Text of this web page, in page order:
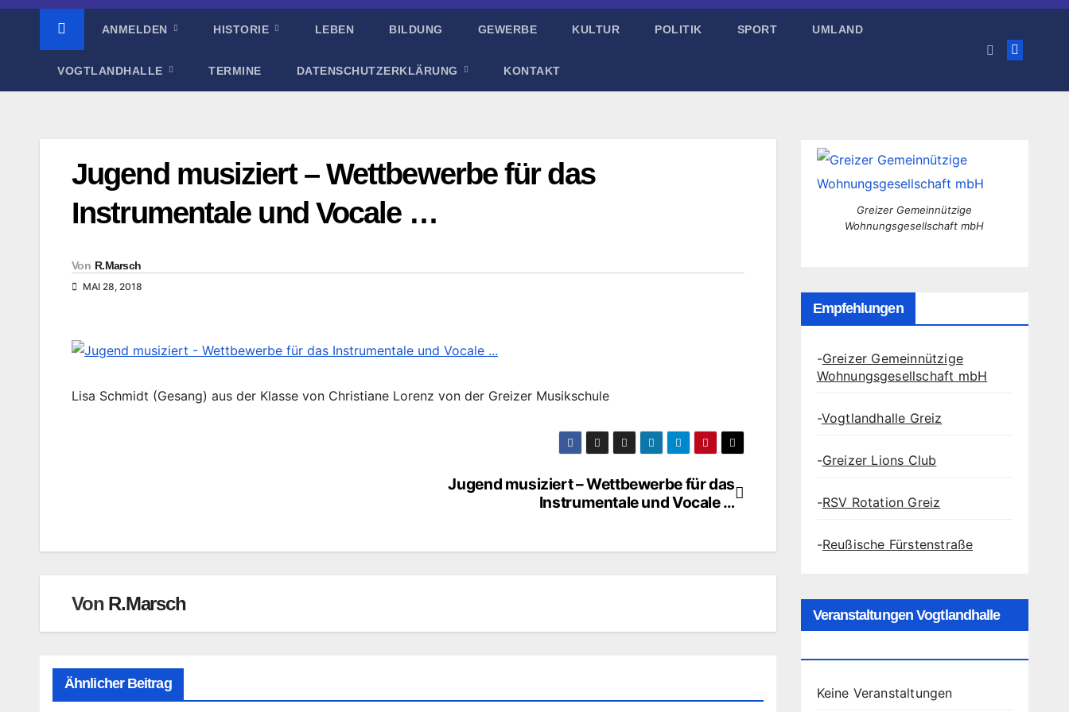
ANMELDEN HISTORIE LEBEN BILDUNG GEWERBE KULTUR POLITIK SPORT UMLAND
VOGTLANDHALLE TERMINE DATENSCHUTZERKLÄRUNG KONTAKT
Jugend musiziert – Wettbewerbe für das
Instrumentale und Vocale …
Von R.Marsch
MAI 28, 2018
Lisa Schmidt (Gesang) aus der Klasse von Christiane Lorenz von der Greizer Musikschule
Jugend musiziert – Wettbewerbe für das
Instrumentale und Vocale …
Von R.Marsch
Ähnlicher Beitrag
Greizer Gemeinnützige
Wohnungsgesellschaft mbH
Empfehlungen
-Greizer Gemeinnützige
Wohnungsgesellschaft mbH
-Vogtlandhalle Greiz
-Greizer Lions Club
-RSV Rotation Greiz
-Reußische Fürstenstraße
Veranstaltungen Vogtlandhalle
Keine Veranstaltungen